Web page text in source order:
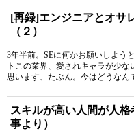
[再録]エンジニアとオサ
（２）
3年半前。SEに何かお願いしよう
トこの業界、愛されキャラが少
思います、たぶん。今はどうなん
スキルが高い人間が人
事より）